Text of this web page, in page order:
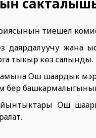
тиешелүү
даярдалуучу жана
тыкыр көз салынды.
Ош шаардык
берүү
Ош